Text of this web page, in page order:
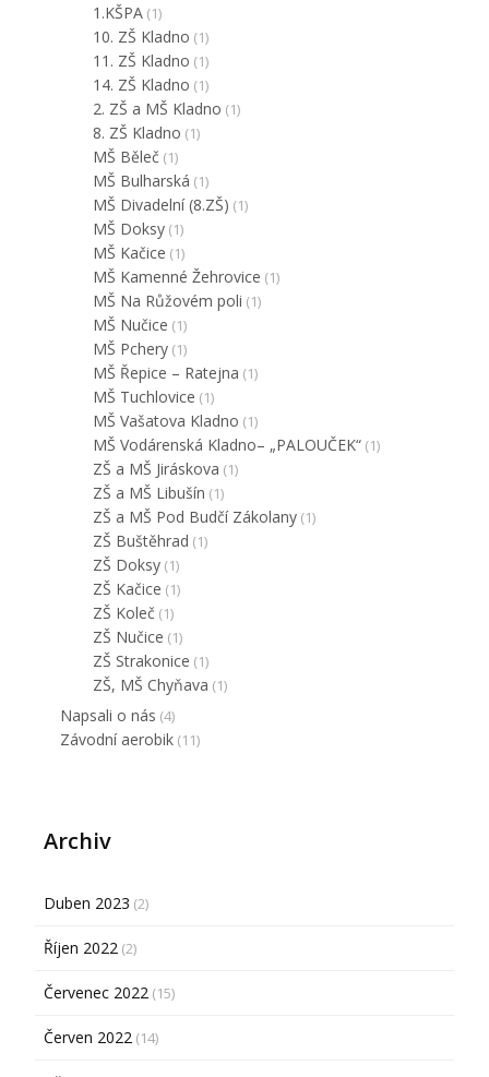
1.KŠPA (1)
10. ZŠ Kladno (1)
11. ZŠ Kladno (1)
14. ZŠ Kladno (1)
2. ZŠ a MŠ Kladno (1)
8. ZŠ Kladno (1)
MŠ Běleč (1)
MŠ Bulharská (1)
MŠ Divadelní (8.ZŠ) (1)
MŠ Doksy (1)
MŠ Kačice (1)
MŠ Kamenné Žehrovice (1)
MŠ Na Růžovém poli (1)
MŠ Nučice (1)
MŠ Pchery (1)
MŠ Řepice – Ratejna (1)
MŠ Tuchlovice (1)
MŠ Vašatova Kladno (1)
MŠ Vodárenská Kladno– „PALOUČEK“ (1)
ZŠ a MŠ Jiráskova (1)
ZŠ a MŠ Libušín (1)
ZŠ a MŠ Pod Budčí Zákolany (1)
ZŠ Buštěhrad (1)
ZŠ Doksy (1)
ZŠ Kačice (1)
ZŠ Koleč (1)
ZŠ Nučice (1)
ZŠ Strakonice (1)
ZŠ, MŠ Chyňava (1)
Napsali o nás (4)
Závodní aerobik (11)
Archiv
Duben 2023 (2)
Říjen 2022 (2)
Červenec 2022 (15)
Červen 2022 (14)